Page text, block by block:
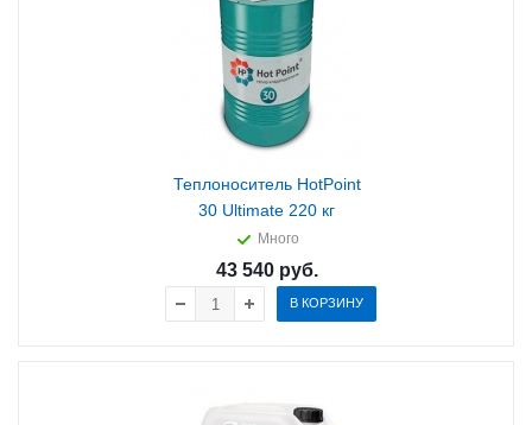
Теплоноситель HotPoint
30 Ultimate 220 кг
Много
43 540руб.
В КОРЗИНУ